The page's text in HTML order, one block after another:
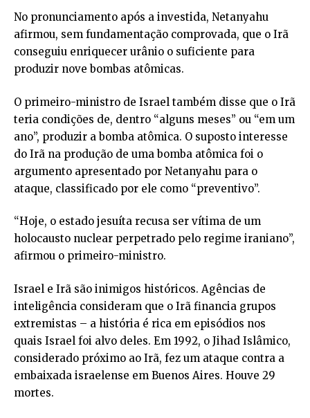
No pronunciamento após a investida, Netanyahu
afirmou, sem fundamentação comprovada, que o Irã
conseguiu enriquecer urânio o suficiente para
produzir nove bombas atômicas.
O primeiro-ministro de Israel também disse que o Irã
teria condições de, dentro “alguns meses” ou “em um
ano”, produzir a bomba atômica. O suposto interesse
do Irã na produção de uma bomba atômica foi o
argumento apresentado por Netanyahu para o
ataque, classificado por ele como “preventivo”.
“Hoje, o estado jesuíta recusa ser vítima de um
holocausto nuclear perpetrado pelo regime iraniano”,
afirmou o primeiro-ministro.
Israel e Irã são inimigos históricos. Agências de
inteligência consideram que o Irã financia grupos
extremistas – a história é rica em episódios nos
quais Israel foi alvo deles. Em 1992, o Jihad Islâmico,
considerado próximo ao Irã, fez um ataque contra a
embaixada israelense em Buenos Aires. Houve 29
mortes.